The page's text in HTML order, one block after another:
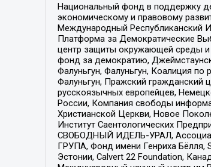
Национальный фонд в поддержку
экономическому и правовому
Международный Республиканский
Платформа за Демократические
центр защиты окружающей среды и
фонд за демократию,
Фалуньгун, Фалуньгун, Коалиция
Фалуньгун, Пражский гражданский
русскоязычных европейцев,
России, Компания свободы
Христианской Церкви, Новое
Институт Саентологических
СВОБОДНЫЙ ИДЕЛЬ-УРАЛ,
ГРУПА, Фонд имени Генриха Бёлля,
Эстонии, Calvert 22 Foundation,